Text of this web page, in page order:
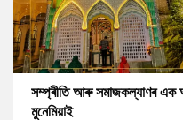
সম্প্ৰীতি আৰু সমাজকল্যাণৰ এক
মুনেমিয়াই